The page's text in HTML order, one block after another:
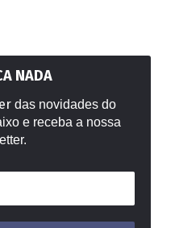
NADA
das novidades do
e receba a nossa